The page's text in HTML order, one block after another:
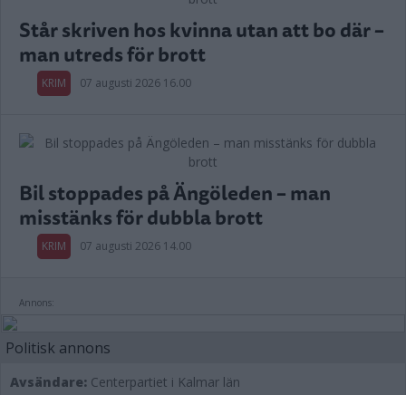
Står skriven hos kvinna utan att bo där –
man utreds för brott
KRIM 07 augusti 2026 16.00
Bil stoppades på Ängöleden – man
misstänks för dubbla brott
KRIM 07 augusti 2026 14.00
Annons:
Politisk annons
Avsändare: Centerpartiet i Kalmar län